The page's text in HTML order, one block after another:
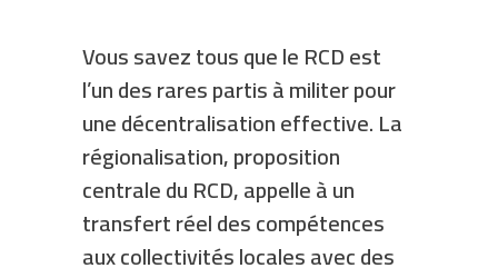
Vous savez tous que le RCD est
l’un des rares partis à militer pour
une décentralisation effective. La
régionalisation, proposition
centrale du RCD, appelle à un
transfert réel des compétences
aux collectivités locales avec des